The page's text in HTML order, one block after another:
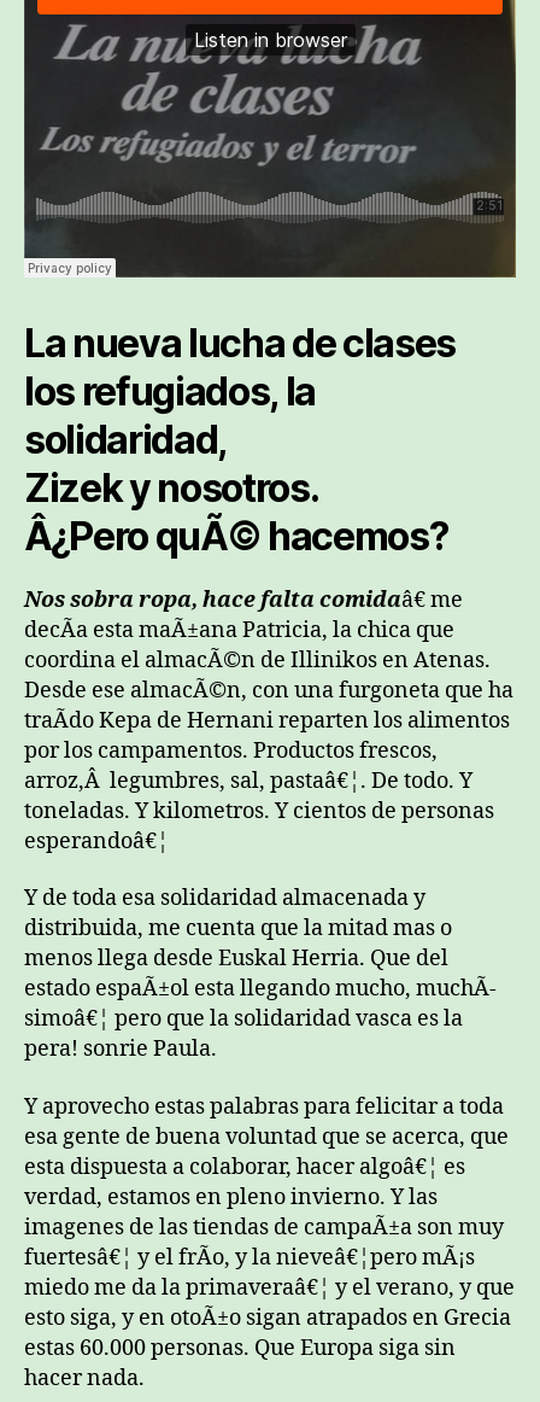
La nueva lucha de clases
los refugiados, la
solidaridad,
Zizek y nosotros.
Â¿Pero quÃ© hacemos?
Nos sobra ropa, hace falta comidaâ€ me
decÃ­a esta maÃ±ana Patricia, la chica que
coordina el almacÃ©n de Illinikos en Atenas.
Desde ese almacÃ©n, con una furgoneta que ha
traÃ­do Kepa de Hernani reparten los alimentos
por los campamentos. Productos frescos,
arroz,Â legumbres, sal, pastaâ€¦. De todo. Y
toneladas. Y kilometros. Y cientos de personas
esperandoâ€¦
Y de toda esa solidaridad almacenada y
distribuida, me cuenta que la mitad mas o
menos llega desde Euskal Herria. Que del
estado espaÃ±ol esta llegando mucho, muchÃ­
simoâ€¦ pero que la solidaridad vasca es la
pera! sonrie Paula.
Y aprovecho estas palabras para felicitar a toda
esa gente de buena voluntad que se acerca, que
esta dispuesta a colaborar, hacer algoâ€¦ es
verdad, estamos en pleno invierno. Y las
imagenes de las tiendas de campaÃ±a son muy
fuertesâ€¦ y el frÃ­o, y la nieveâ€¦pero mÃ¡s
miedo me da la primaveraâ€¦ y el verano, y que
esto siga, y en otoÃ±o sigan atrapados en Grecia
estas 60.000 personas. Que Europa siga sin
hacer nada.